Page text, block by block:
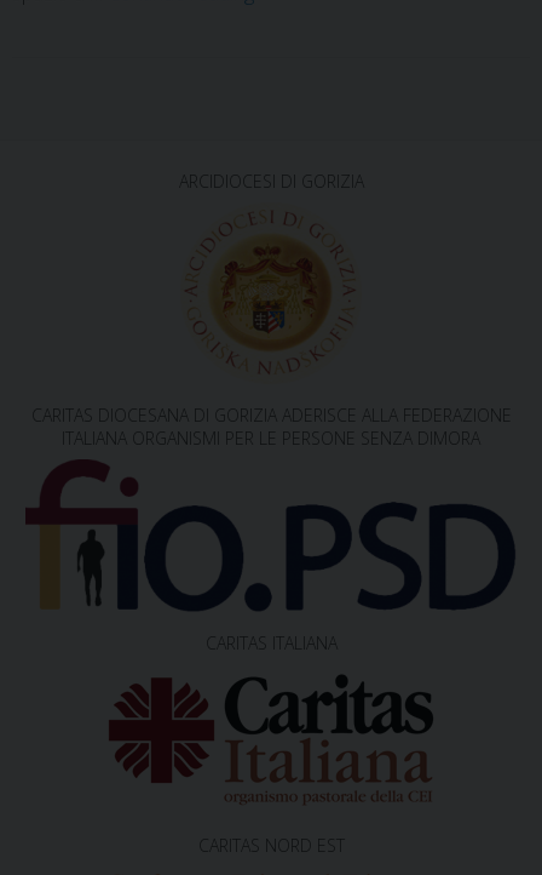
ARCIDIOCESI DI GORIZIA
CARITAS DIOCESANA DI GORIZIA ADERISCE ALLA FEDERAZIONE
ITALIANA ORGANISMI PER LE PERSONE SENZA DIMORA
CARITAS ITALIANA
CARITAS NORD EST